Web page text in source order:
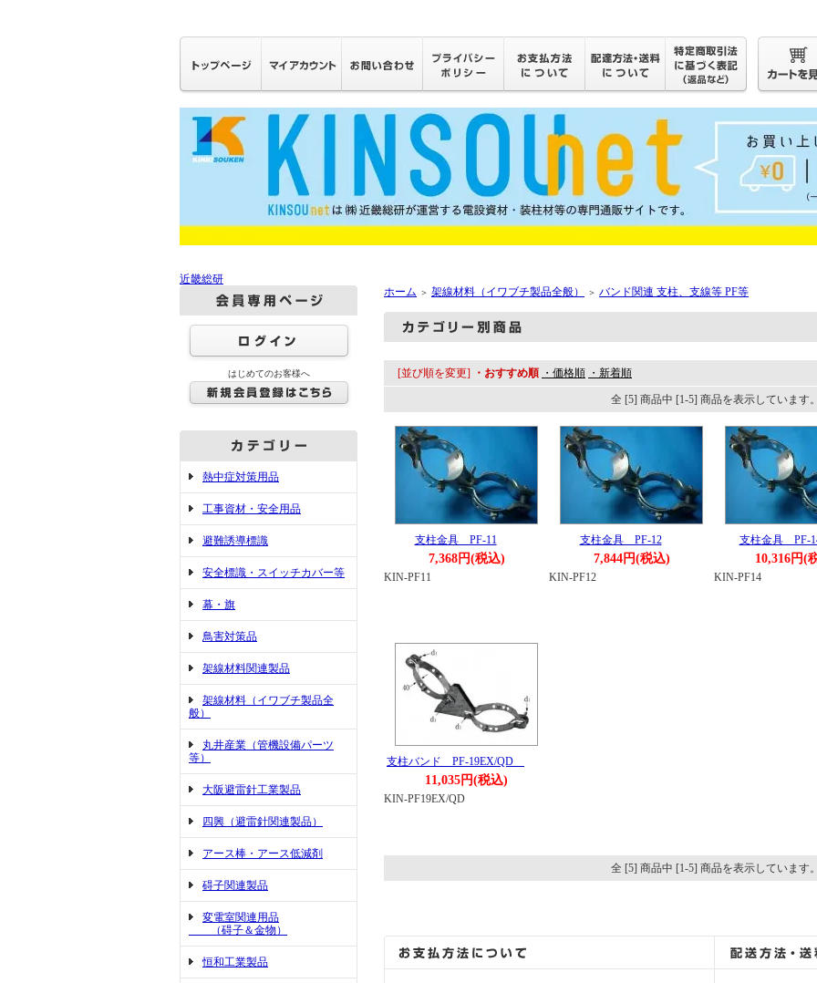
近畿総研
はじめてのお客様へ
熱中症対策用品
工事資材・安全用品
避難誘導標識
安全標識・スイッチカバー等
幕・旗
鳥害対策品
架線材料関連製品
架線材料（イワブチ製品全
般）
丸井産業（管機設備パーツ
等）
大阪避雷針工業製品
四興（避雷針関連製品）
アース棒・アース低減剤
碍子関連製品
変電室関連用品
（碍子＆金物）
恒和工業製品
ホーム ＞ 架線材料（イワブチ製品全般） ＞ バンド関連 支柱、支線等 PF等
[並び順を変更] ・おすすめ順 ・価格順 ・新着順
全 [5] 商品中 [1-5] 商品を表示しています
支柱金具 PF-11
7,368円(税込)
KIN-PF11
支柱金具 PF-12
7,844円(税込)
KIN-PF12
支柱金具
10,316円(
KIN-PF14
支柱バンド PF-19EX/QD
11,035円(税込)
KIN-PF19EX/QD
全 [5] 商品中 [1-5] 商品を表示しています